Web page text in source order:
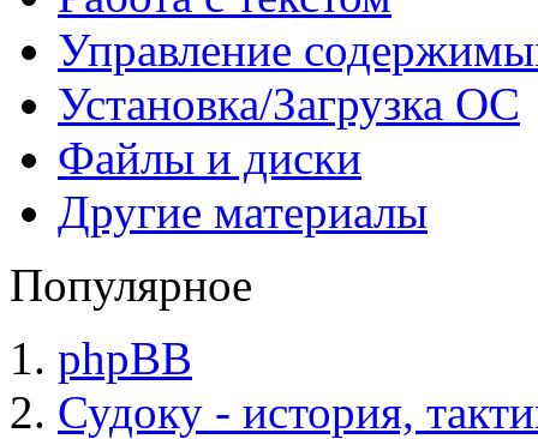
Управление
Установка/Загрузка ОС
Файлы и диски
Другие материалы
Популярное
phpBB
Судоку - история,